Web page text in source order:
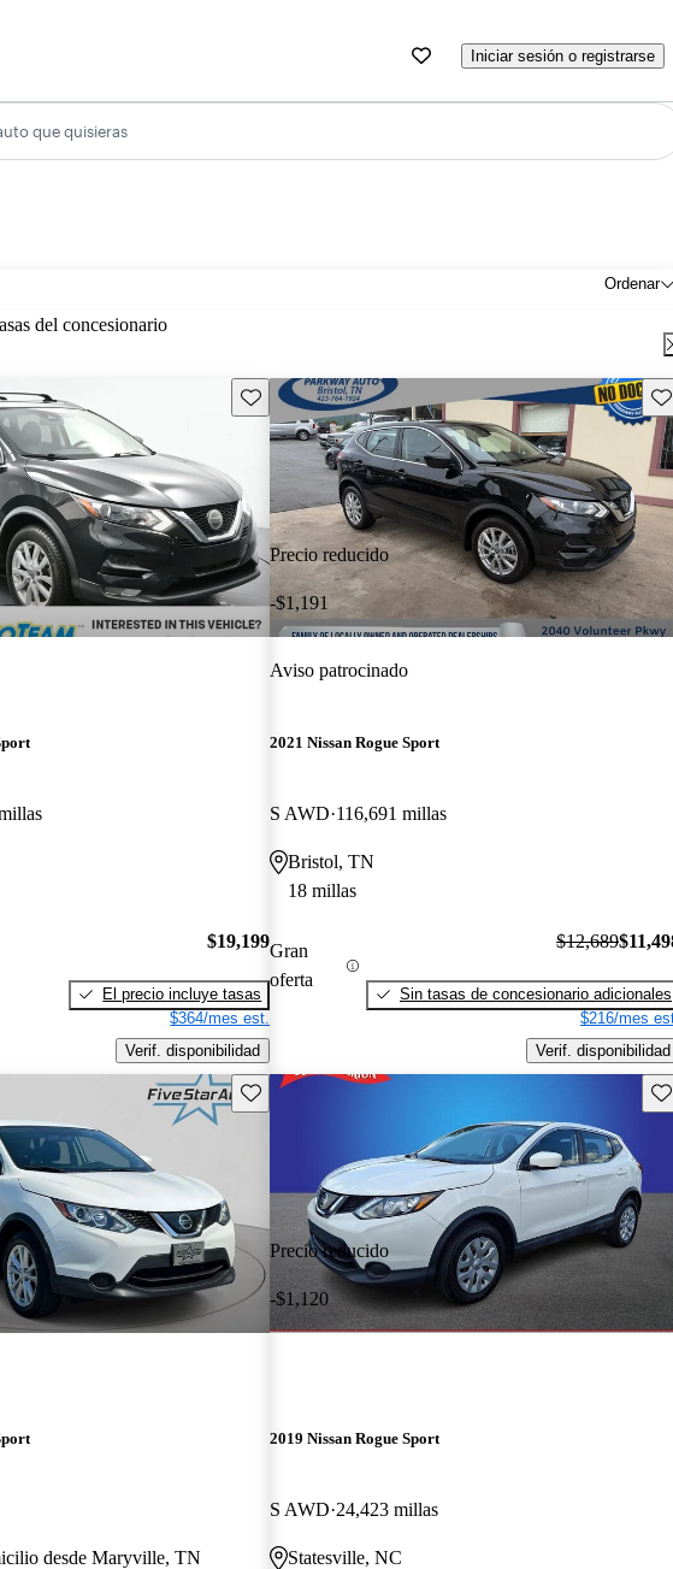
Iniciar sesión o registrarse
que quisieras
Ordenar
del concesionario
Guarda este Aviso
$19,199
El precio incluye tasas
$364/mes est.
Verif. disponibilidad
Precio reducido
-$1,191
Aviso patrocinado
2021 Nissan Rogue Sport
S AWD 116,691 millas
Bristol, TN
18 millas
Gran
oferta
$12,689
Sin tasas de concesionario adicionales
$216/mes
Verif. disponibilidad
Guarda este Aviso
desde Maryville, TN
Precio reducido
-$1,120
2019 Nissan Rogue Sport
S AWD 24,423 millas
Statesville, NC